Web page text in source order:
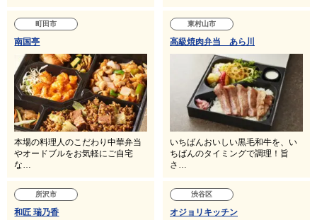
町田市
南国亭
本場の料理人のこだわり中華弁当
やオードブルをお気軽にご自宅
な…
東村山市
高級焼肉弁当 あら川
いちばんおいしい黒毛和牛を、い
ちばんのタイミングで調理！旨
さ…
所沢市
和匠 瑞乃香
渋谷区
オジョリキッチン